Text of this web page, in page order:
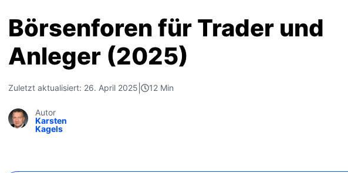
Börsenforen für Trader und
Anleger (2025)
Zuletzt aktualisiert: 26. April 2025 12 Min
Autor
Karsten
Kagels